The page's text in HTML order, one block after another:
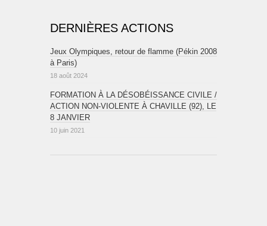
DERNIÈRES ACTIONS
Jeux Olympiques, retour de flamme (Pékin 2008
à Paris)
18 août 2024
FORMATION À LA DÉSOBÉISSANCE CIVILE /
ACTION NON-VIOLENTE À CHAVILLE (92), LE
8 JANVIER
10 juin 2021